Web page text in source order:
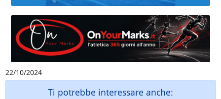
22/10/2024
Ti potrebbe interessare anche: